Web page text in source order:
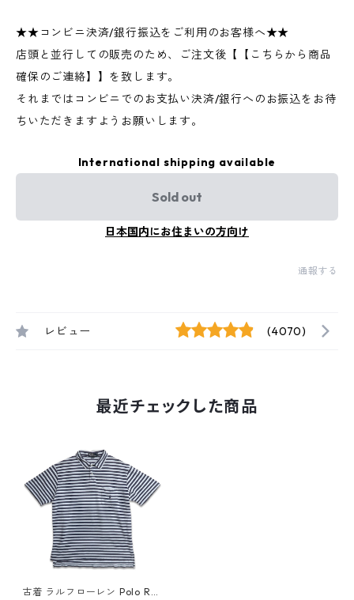
★★コンビニ決済/銀行振込をご利用のお客様へ★★
店頭と並行しての販売のため、ご注文後【【こちらから商品
確保のご連絡】】を致します。
それまではコンビニでのお支払い決済/銀行へのお振込をお待
ちいただきますようお願いします。
International shipping available
Sold out
日本国内にお住まいの方向け
通報する
レビュー (4070)
最近チェックした商品
古着 ラルフローレン Polo Ral